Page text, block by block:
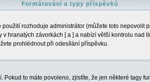
Formátování a typy příspěvků
rozhoduje administrátor (můžete toto nepovolit
hranatých závorkách [ a ] a nabízí větší kontrolu nad
prohlédnout při odesílání příspěvku.
Pokud to máte povoleno, zjistíte, že jen některé tagy